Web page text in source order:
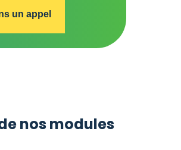
un appel
nos modules